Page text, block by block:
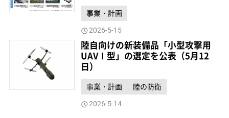
事業・計画
2026-5-15
陸自向けの新装備品「小型攻撃用
UAVⅠ型」の選定を公表（5月12
日）
事業・計画 陸の防衛
2026-5-14